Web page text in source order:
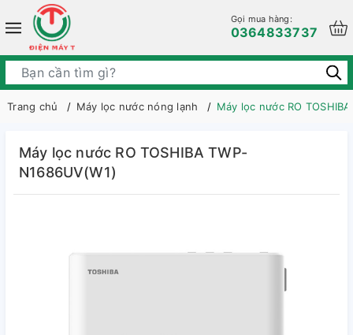
Gọi mua hàng:
0364833737
Trang chủ Máy lọc nước nóng lạnh Máy lọc nước RO
Máy lọc nước RO TOSHIBA TWP-
N1686UV(W1)